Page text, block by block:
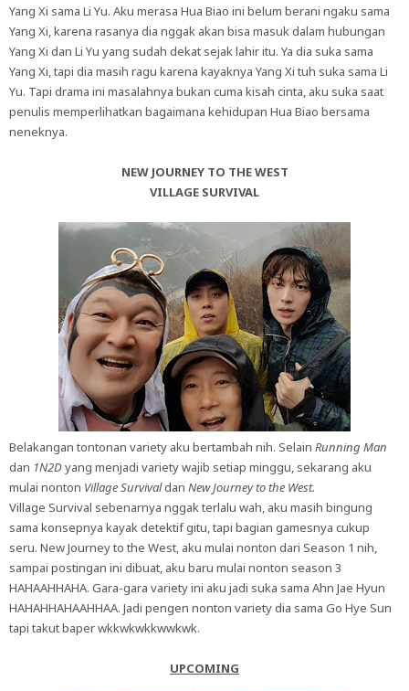
Yang Xi sama Li Yu. Aku merasa Hua Biao ini belum berani ngaku sama
Yang Xi, karena rasanya dia nggak akan bisa masuk dalam hubungan
Yang Xi dan Li Yu yang sudah dekat sejak lahir itu. Ya dia suka sama
Yang Xi, tapi dia masih ragu karena kayaknya Yang Xi tuh suka sama Li
Yu. Tapi drama ini masalahnya bukan cuma kisah cinta, aku suka saat
penulis memperlihatkan bagaimana kehidupan Hua Biao bersama
neneknya.
NEW JOURNEY TO THE WEST
VILLAGE SURVIVAL
Belakangan tontonan variety aku bertambah nih. Selain Running Man
dan 1N2Dyang menjadi variety wajib setiap minggu, sekarang aku
mulai nonton Village Survivaldan New Journey to the West.
Village Survival sebenarnya nggak terlalu wah, aku masih bingung
sama konsepnya kayak detektif gitu, tapi bagian gamesnya cukup
seru. New Journey to the West, aku mulai nonton dari Season 1 nih,
sampai postingan ini dibuat, aku baru mulai nonton season 3
HAHAAHHAHA. Gara-gara variety ini aku jadi suka sama Ahn Jae Hyun
HAHAHHAHAAHHAA. Jadi pengen nonton variety dia sama Go Hye Sun
tapi takut baper wkkwkwkkwwkwk.
UPCOMING